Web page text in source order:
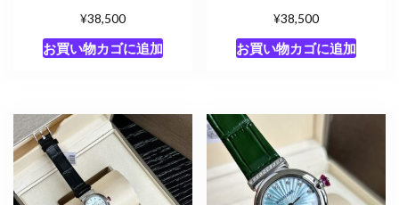
¥38,500
お買い物カゴに追加
¥38,500
お買い物カゴに追加